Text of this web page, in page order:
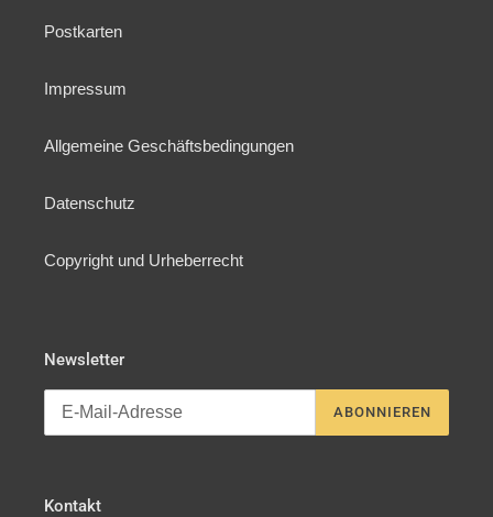
Postkarten
Impressum
Allgemeine Geschäftsbedingungen
Datenschutz
Copyright und Urheberrecht
Newsletter
ABONNIEREN
Kontakt